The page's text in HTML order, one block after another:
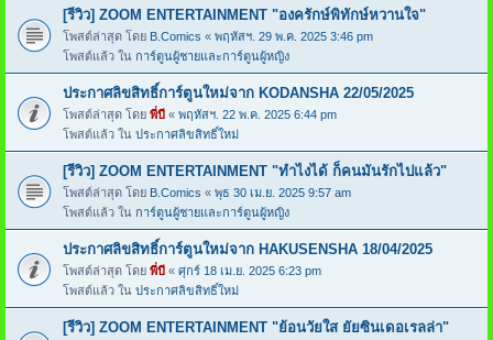
[รีวิว] ZOOM ENTERTAINMENT "องครักษ์พิทักษ์หวานใจ"
โพสต์ล่าสุด โดย B.Comics « พฤหัสฯ. 29 พ.ค. 2025 3:46 pm
โพสต์แล้ว ใน การ์ตูนผู้ชายและการ์ตูนผู้หญิง
ประกาศลิขสิทธิ์การ์ตูนใหม่จาก KODANSHA 22/05/2025
โพสต์ล่าสุด โดย พี่บี « พฤหัสฯ. 22 พ.ค. 2025 6:44 pm
โพสต์แล้ว ใน ประกาศลิขสิทธิ์ใหม่
[รีวิว] ZOOM ENTERTAINMENT "ทำไงได้ ก็คนมันรักไปแล้ว"
โพสต์ล่าสุด โดย B.Comics « พุธ 30 เม.ย. 2025 9:57 am
โพสต์แล้ว ใน การ์ตูนผู้ชายและการ์ตูนผู้หญิง
ประกาศลิขสิทธิ์การ์ตูนใหม่จาก HAKUSENSHA 18/04/2025
โพสต์ล่าสุด โดย พี่บี « ศุกร์ 18 เม.ย. 2025 6:23 pm
โพสต์แล้ว ใน ประกาศลิขสิทธิ์ใหม่
[รีวิว] ZOOM ENTERTAINMENT "ย้อนวัยใส ยัยซินเดอเรลล่า"